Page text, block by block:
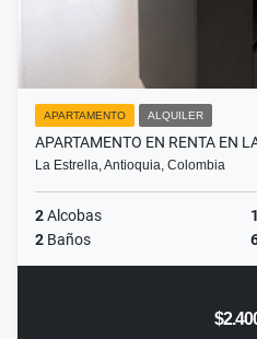
APARTAMENTO ALQUILER
APARTAMENTO EN RENTA EN
La Estrella, Antioquia, Colombia
2Alcobas 1
2 Baños